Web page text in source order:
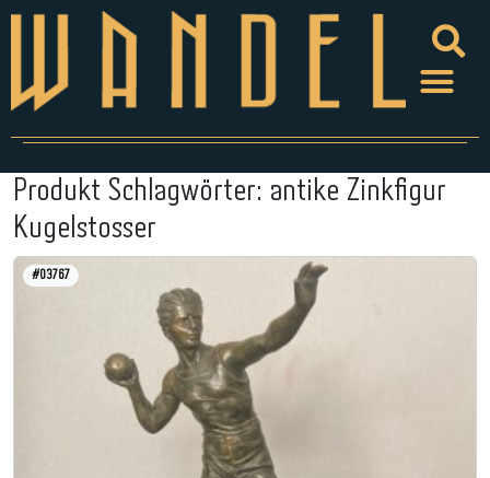
Produkt Schlagwörter: antike Zinkfigur
Kugelstosser
#03767